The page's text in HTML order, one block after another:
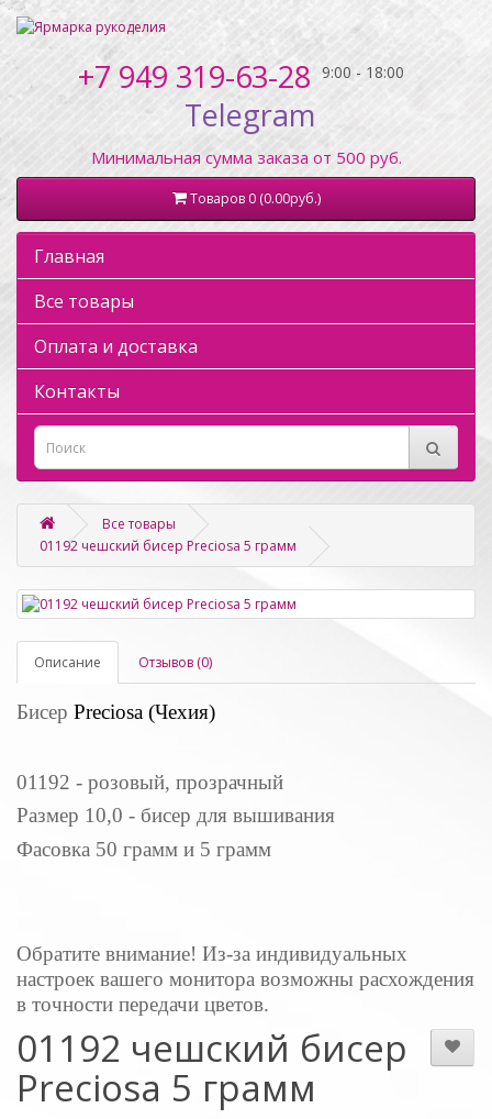
+7 949 319-63-28
Telegram
Минимальная сумма заказа от 500 руб.
Товаров 0 (0.00руб.)
Главная
Все товары
Оплата и доставка
Контакты
Все товары
01192 чешский бисер Preciosa 5 грамм
Описание Отзывов (0)
Бисер Preciosa (Чехия)
01192 - розовый, прозрачный
Размер 10,0 - бисер для вышивания
Фасовка 50 грамм и 5 грамм
Обратите внимание! Из-за индивидуальных
настроек вашего монитора возможны расхождения
в точности передачи цветов.
01192 чешский бисер
Preciosa 5 грамм